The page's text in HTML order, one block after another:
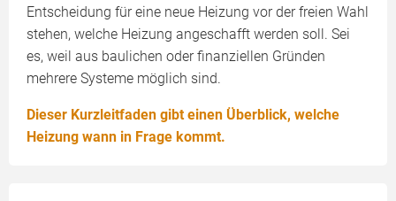
Entscheidung für eine neue Heizung vor der freien Wahl
stehen, welche Heizung angeschafft werden soll. Sei
es, weil aus baulichen oder finanziellen Gründen
mehrere Systeme möglich sind.
Dieser Kurzleitfaden gibt einen Überblick, welche
Heizung wann in Frage kommt.